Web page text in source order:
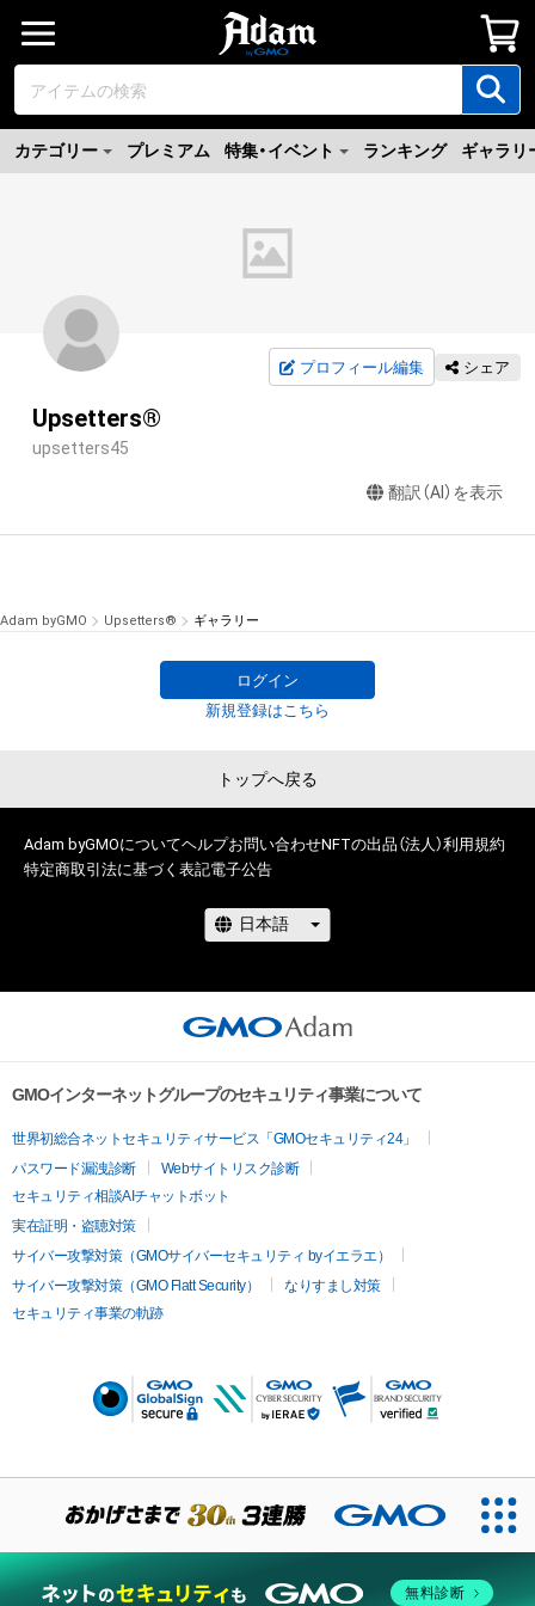
カテゴリー プレミアム 特集・イベント ランキング ギャラリ
プロフィール編集 シェア
Upsetters®︎
upsetters45
翻訳（AI）を表示
Adam byGMO Upsetters®︎ ギャラリー
ログイン
新規登録はこちら
トップへ戻る
Adam byGMOについてヘルプお問い合わせNFTの出品（法人）利用規約
特定商取引法に基づく表記電子公告
GMOインターネットグループのセキュリティ事業について
世界初総合ネットセキュリティサービス「GMOセキュリティ24」
パスワード漏洩診断
Webサイトリスク診断
セキュリティ相談AIチャットボット
実在証明・盗聴対策
サイバー攻撃対策（GMOサイバーセキュリティ byイエラエ）
サイバー攻撃対策（GMO Flatt Security）
なりすまし対策
セキュリティ事業の軌跡
無料診断